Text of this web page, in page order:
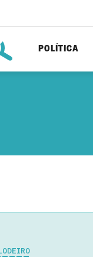
POLÍTICA